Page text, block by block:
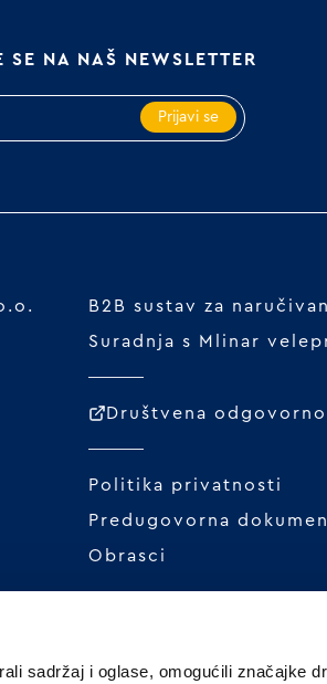
sadržaj i oglase, omogućili značajke
SE NA NAŠ NEWSLETTER
Prijavi se
B2B sustav za
Suradnja s Mlinar
Društvena
Politika privatnosti
Predugovorna
Obrasci